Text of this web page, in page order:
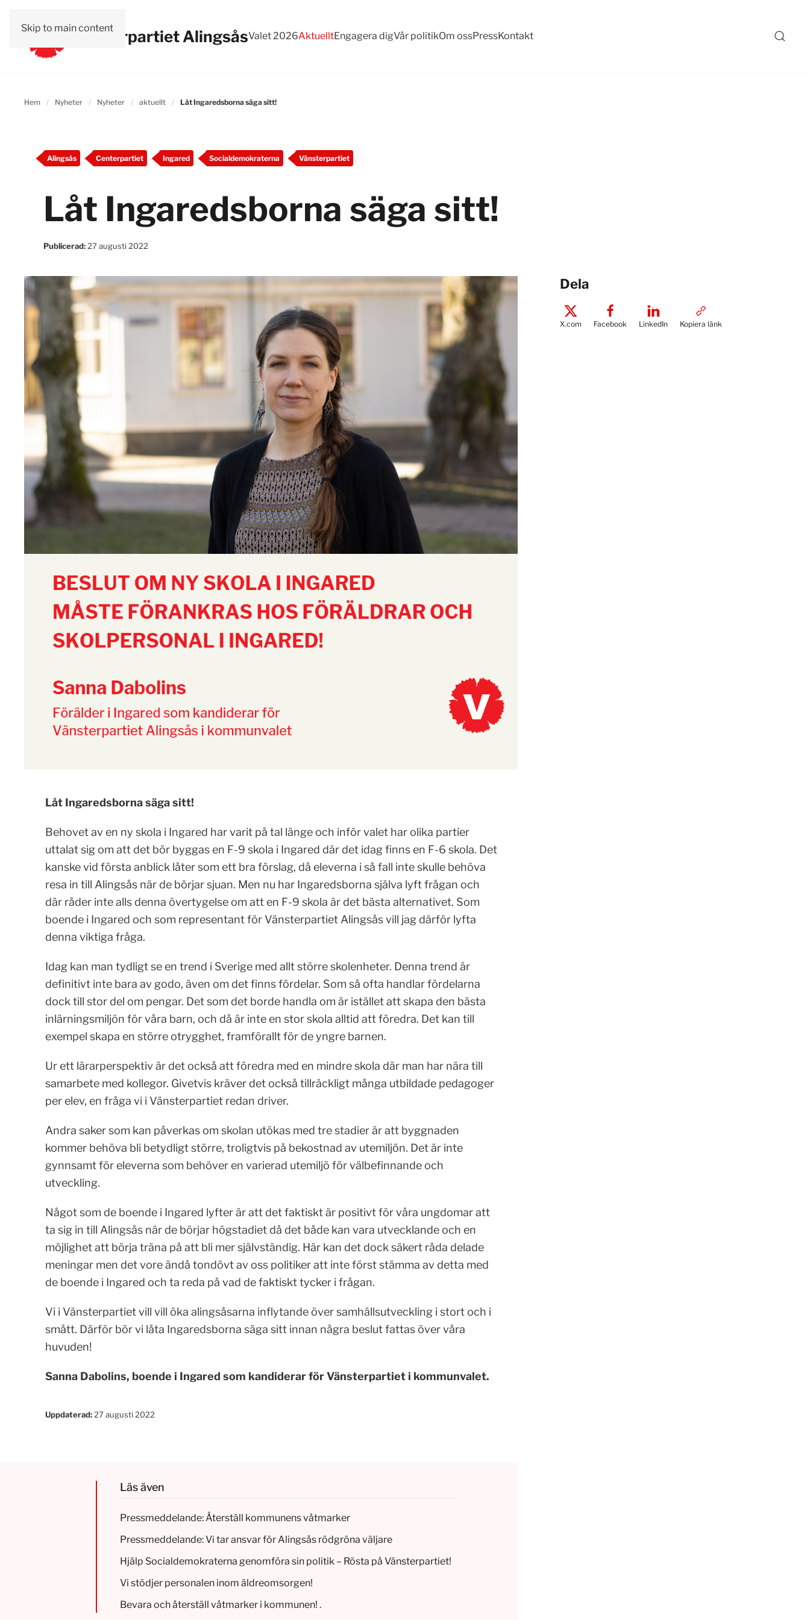
Skip to main contentVänsterpartiet AlingsåsValet 2026AktuelltEngagera digVår politikOm ossPressKontakt
Hem Nyheter Nyheter aktuellt Låt Ingaredsborna säga sitt!
Alingsås Centerpartiet Ingared Socialdemokraterna Vänsterpartiet
Låt Ingaredsborna säga sitt!
Publicerad: 27 augusti 2022
Låt Ingaredsborna säga sitt!
Behovet av en ny skola i Ingared har varit på tal länge och inför valet har olika partier
uttalat sig om att det bör byggas en F-9 skola i Ingared där det idag finns en F-6 skola. Det
kanske vid första anblick låter som ett bra förslag, då eleverna i så fall inte skulle behöva
resa in till Alingsås när de börjar sjuan. Men nu har Ingaredsborna själva lyft frågan och
där råder inte alls denna övertygelse om att en F-9 skola är det bästa alternativet. Som
boende i Ingared och som representant för Vänsterpartiet Alingsås vill jag därför lyfta
denna viktiga fråga.
Idag kan man tydligt se en trend i Sverige med allt större skolenheter. Denna trend är
definitivt inte bara av godo, även om det finns fördelar. Som så ofta handlar fördelarna
dock till stor del om pengar. Det som det borde handla om är istället att skapa den bästa
inlärningsmiljön för våra barn, och då är inte en stor skola alltid att föredra. Det kan till
exempel skapa en större otrygghet, framförallt för de yngre barnen.
Ur ett lärarperspektiv är det också att föredra med en mindre skola där man har nära till
samarbete med kollegor. Givetvis kräver det också tillräckligt många utbildade pedagoger
per elev, en fråga vi i Vänsterpartiet redan driver.
Andra saker som kan påverkas om skolan utökas med tre stadier är att byggnaden
kommer behöva bli betydligt större, troligtvis på bekostnad av utemiljön. Det är inte
gynnsamt för eleverna som behöver en varierad utemiljö för välbefinnande och
utveckling.
Något som de boende i Ingared lyfter är att det faktiskt är positivt för våra ungdomar att
ta sig in till Alingsås när de börjar högstadiet då det både kan vara utvecklande och en
möjlighet att börja träna på att bli mer självständig. Här kan det dock säkert råda delade
meningar men det vore ändå tondövt av oss politiker att inte först stämma av detta med
de boende i Ingared och ta reda på vad de faktiskt tycker i frågan.
Vi i Vänsterpartiet vill vill öka alingsåsarna inflytande över samhällsutveckling i stort och i
smått. Därför bör vi låta Ingaredsborna säga sitt innan några beslut fattas över våra
huvuden!
Sanna Dabolins, boende i Ingared som kandiderar för Vänsterpartiet i kommunvalet.
Uppdaterad:27 augusti 2022
Läs även
Pressmeddelande: Återställ kommunens våtmarker
Pressmeddelande: Vi tar ansvar för Alingsås rödgröna väljare
Hjälp Socialdemokraterna genomföra sin politik – Rösta på Vänsterpartiet!
Vi stödjer personalen inom äldreomsorgen!
Bevara och återställ våtmarker i kommunen! .
Dela
X.com Facebook LinkedIn Kopiera länk